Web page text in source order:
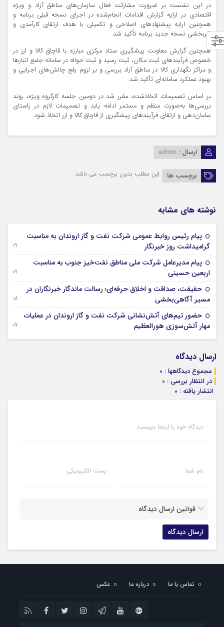
در این نشست بر ضرورت مشارکت فعال سازمان‌های مناطق آزاد و ویژه
اقتصادی در ارایه گزارش اقدامات انجام‌شده در اجرای نسخه قبلی برنامه و
همچنین ارایه پیشنهادهای اصلاحی و تکمیلی با هدف ارتقای کارآمدی و
اثربخشی نسخه جدید برنامه تأکید شد.
همچنین گزارش معاونت پیشگیری ستاد مرکزی مبارزه با قاچاق کالا و ارز در
خصوص فرآیندهای ثبت مکان، ثبت رسید و ثبت حواله در سامانه جامع انبارها
و مراکز نگهداری کالا در مناطق آزاد بررسی و بر لزوم رفع چالش‌های اجرایی و
بهبود عملکرد سامانه‌ای تأکید شد.
بر اساس تصمیمات اتخاذشده، مقرر شد در دومین جلسه کارگروه ویژه، روند
بررسی‌ها به‌صورت منظم و مستمر ادامه یابد و تصمیمات لازم در راستای
سامان‌دهی و ارتقای فرآیندهای پیشگیری از قاچاق کالا و ارز اتخاذ شود.
ارسال : admin
برچسب ها این مطلب بدون برچسب می باشد.
نوشته های مشابه
پیام رئیس روابط عمومی شركت نفت و گاز اروندان به مناسبت
گرامیداشت روز خبرنگار
09 آگوست 2026
پیام مدیرعامل شركت ملی مناطق نفت‌خیز جنوب به مناسبت
اربعین حسینی
09 آگوست 2026
حقیقت، صداقت و اخلاق حرفه‌ای؛ رسالت ماندگار خبرنگاران در
مسیر آگاهی‌بخشی
08 آگوست 2026
حضور تیم‌های آتش‌نشانی شركت نفت و گاز اروندان در عملیات
مهار آتش‌سوزی هورالعظیم
07 آگوست 2026
ارسال دیدگاه
مجموع دیدگاهها : 0
در انتظار بررسی : 0
انتشار یافته : 0
دیدگاه خود را اینجا بنویسید
نام شما پست الکترونیکی
قوانین ارسال دیدگاه
تماس با ما درباره ما عکس